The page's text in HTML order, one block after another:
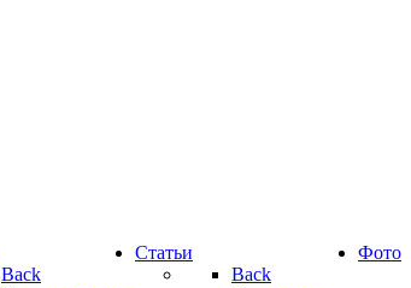
Фото
Back
Статьи
Back